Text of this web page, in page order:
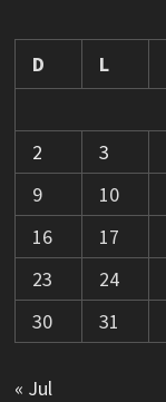
D
L
2
3
9
10
16
17
23
24
30
31
« Jul